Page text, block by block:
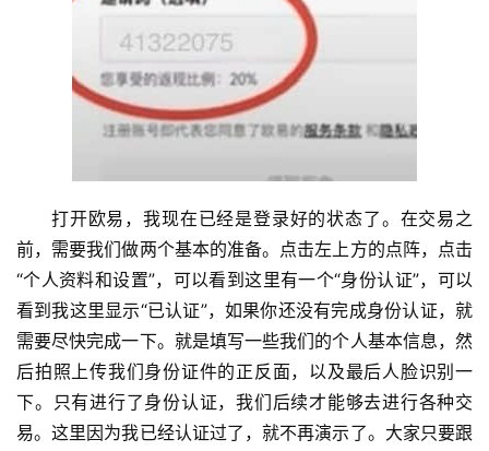
打开欧易，我现在已经是登录好的状态了。在交易之
前，需要我们做两个基本的准备。点击左上方的点阵，点击
“个人资料和设置”，可以看到这里有一个“身份认证”，可以
看到我这里显示“已认证”，如果你还没有完成身份认证，就
需要尽快完成一下。就是填写一些我们的个人基本信息，然
后拍照上传我们身份证件的正反面，以及最后人脸识别一
下。只有进行了身份认证，我们后续才能够去进行各种交
易。这里因为我已经认证过了，就不再演示了。大家只要跟